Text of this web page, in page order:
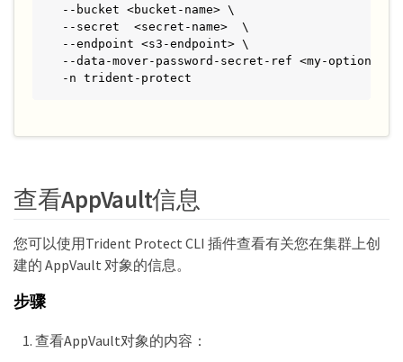
--bucket <bucket-name> \
--secret  <secret-name>  \
--endpoint <s3-endpoint> \
--data-mover-password-secret-ref <my-optional-
-n trident-protect
查看AppVault信息
您可以使用Trident Protect CLI 插件查看有关您在集群上创
建的 AppVault 对象的信息。
步骤
查看AppVault对象的内容：